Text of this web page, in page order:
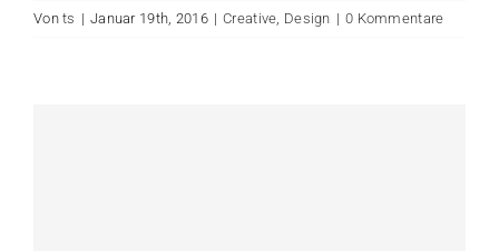
Vonts | Januar 19th, 2016 | Creative, Design | 0 Kommentare